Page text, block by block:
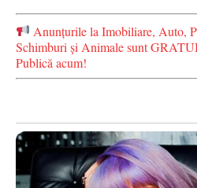
Anunțurile la Imobiliare, Auto,
Schimburi și Animale sunt
Publică acum!